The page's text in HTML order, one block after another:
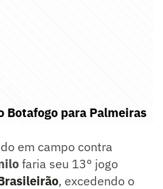
Botafogo para Palmeiras
em campo contra
faria seu 13° jogo
, excedendo o